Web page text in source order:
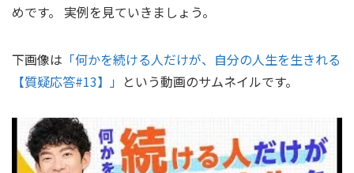
めです。 実例を見ていきましょう。
下画像は 「何かを続ける人だけが、自分の人生を生きれる
【質疑応答#13】」 という動画のサムネイルです。